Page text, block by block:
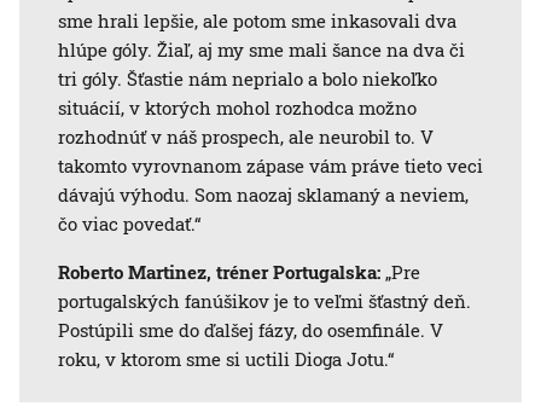
sme hrali lepšie, ale potom sme inkasovali dva
hlúpe góly. Žiaľ, aj my sme mali šance na dva či
tri góly. Šťastie nám neprialo a bolo niekoľko
situácií, v ktorých mohol rozhodca možno
rozhodnúť v náš prospech, ale neurobil to. V
takomto vyrovnanom zápase vám práve tieto veci
dávajú výhodu. Som naozaj sklamaný a neviem,
čo viac povedať.“
Roberto Martinez, tréner Portugalska: „Pre
portugalských fanúšikov je to veľmi šťastný deň.
Postúpili sme do ďalšej fázy, do osemfinále. V
roku, v ktorom sme si uctili Dioga Jotu.“